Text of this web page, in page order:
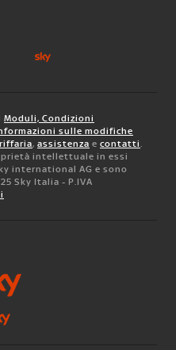
Moduli, Condizioni
sulle modifiche
, assistenza e contatti
intellettuale in essi
international AG e sono
Sky Italia - P.IVA